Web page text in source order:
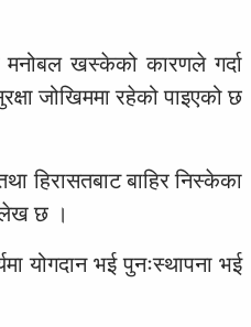
मनोबल खस्केको कारणले गर्दा
जोखिममा रहेको पाइएको छ
हिरासतबाट बाहिर निस्केका
छ ।
योगदान भई पुनःस्थापना भई